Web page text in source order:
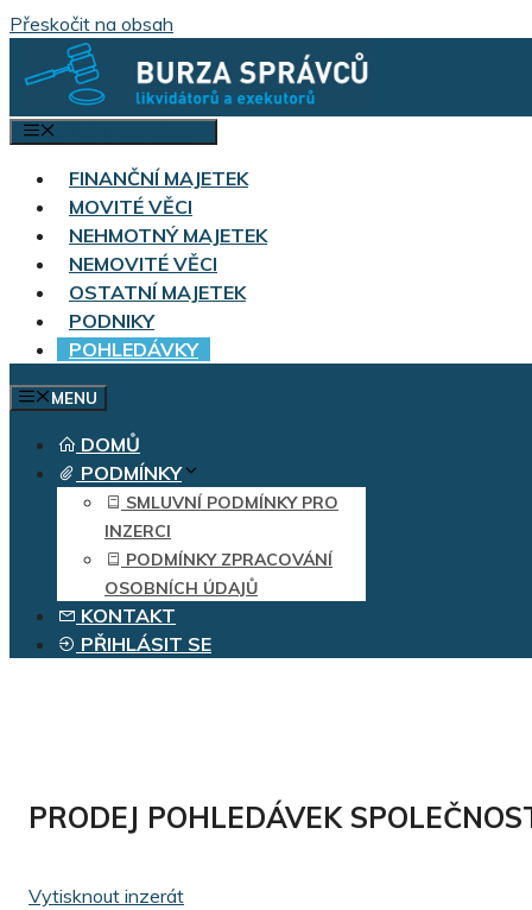
Přeskočit na obsah
FINANČNÍ MAJETEK
MOVITÉ VĚCI
NEHMOTNÝ MAJETEK
NEMOVITÉ VĚCI
OSTATNÍ MAJETEK
PODNIKY
POHLEDÁVKY
MENU
DOMŮ
PODMÍNKY
SMLUVNÍ PODMÍNKY PRO
INZERCI
PODMÍNKY ZPRACOVÁNÍ
OSOBNÍCH ÚDAJŮ
KONTAKT
PŘIHLÁSIT SE
PRODEJ POHLEDÁVEK
Vytisknout inzerát